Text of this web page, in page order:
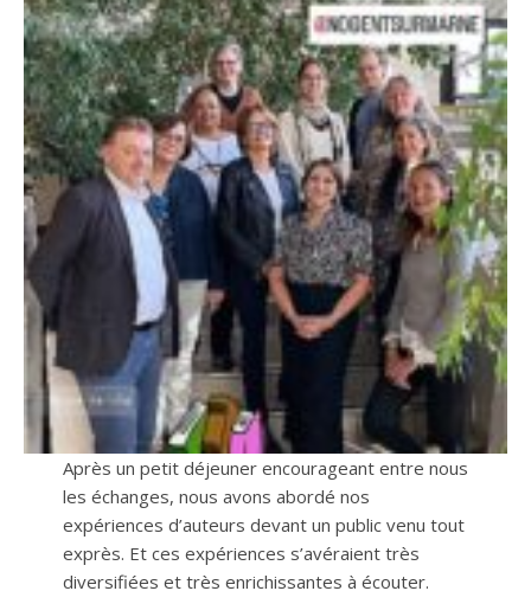
Après un petit déjeuner encourageant entre nous
les échanges, nous avons abordé nos
expériences d’auteurs devant un public venu tout
exprès. Et ces expériences s’avéraient très
diversifiées et très enrichissantes à écouter.